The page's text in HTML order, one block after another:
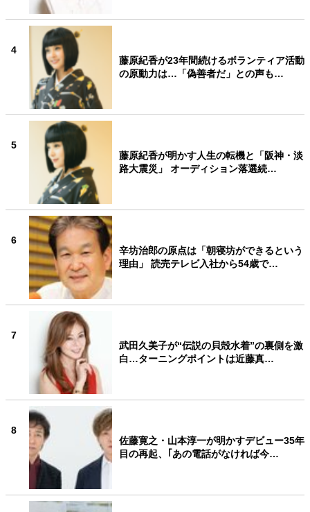
4
藤原紀香が23年間続けるボランティア活動
の原動力は…「偽善者だ」との声も…
5
藤原紀香が明かす人生の転機と「阪神・淡
路大震災」 オーディション落選続…
6
辛坊治郎の原点は「朝寝坊ができるという
理由」 読売テレビ入社から54歳で…
7
武田久美子が“伝説の貝殻水着”の裏側を激
白…ターニングポイントは近藤真…
8
佐藤寛之・山本淳一が明かすデビュー35年
目の再起、｢あの電話がなければ今…